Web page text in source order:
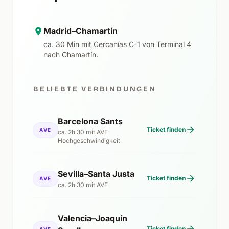
Madrid–Chamartín
ca. 30 Min mit Cercanías C-1 von Terminal 4
nach Chamartín.
BELIEBTE VERBINDUNGEN
AVE
Barcelona Sants
ca. 2h 30 mit AVE
Hochgeschwindigkeit
Ticket finden
AVE Sevilla–Santa Justa
ca. 2h 30 mit AVE
Ticket finden
Valencia–Joaquín